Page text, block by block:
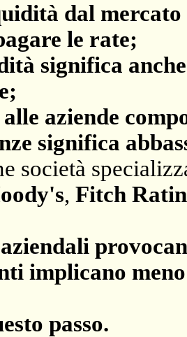
dal mercato
le rate;
significa
aziende
significa
società
, Fitch
implicano
passo.